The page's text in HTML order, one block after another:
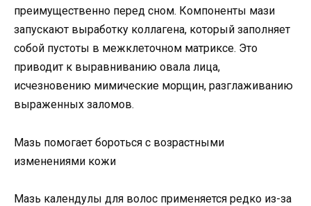
преимущественно перед сном. Компоненты мази
запускают выработку коллагена, который заполняет
собой пустоты в межклеточном матриксе. Это
приводит к выравниванию овала лица,
исчезновению мимические морщин, разглаживанию
выраженных заломов.
Мазь помогает бороться с возрастными
изменениями кожи
Мазь календулы для волос применяется редко из-за